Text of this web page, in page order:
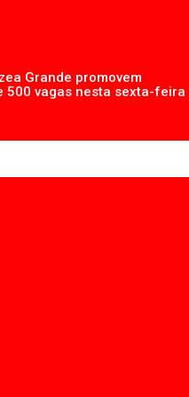
Grande promovem
500 vagas nesta sexta-feira